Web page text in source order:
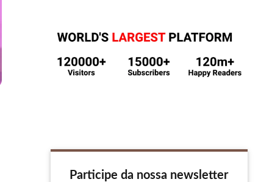
Participe da nossa newsletter